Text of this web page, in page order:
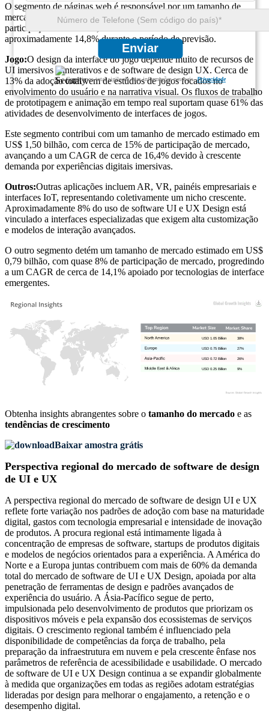
Enviar
Garantimos total sigilo de suas informações pessoais.Privacidade
O segmento de páginas web é responsável por um tamanho de
mercado estimado de US$ 3,19 bilhões, com quase 32% de
participação de mercado, crescendo a um CAGR de
aproximadamente 14,8% durante o período de previsão.
Jogo:O design da interface do jogo depende muito de recursos de
UI imersivos e interativos e de software de design UX. Cerca de
13% da adoção total vem de estúdios de jogos focados no
envolvimento do usuário e na narrativa visual. Os fluxos de trabalho
de prototipagem e animação em tempo real suportam quase 61% das
atividades de desenvolvimento de interfaces de jogos.
Este segmento contribui com um tamanho de mercado estimado em
US$ 1,50 bilhão, com cerca de 15% de participação de mercado,
avançando a um CAGR de cerca de 16,4% devido à crescente
demanda por experiências digitais imersivas.
Outros:Outras aplicações incluem AR, VR, painéis empresariais e
interfaces IoT, representando coletivamente um nicho crescente.
Aproximadamente 8% do uso de software UI e UX Design está
vinculado a interfaces especializadas que exigem alta customização
e modelos de interação avançados.
O outro segmento detém um tamanho de mercado estimado em US$
0,79 bilhão, com quase 8% de participação de mercado, progredindo
a um CAGR de cerca de 14,1% apoiado por tecnologias de interface
emergentes.
9%
USD 0.25 Billion
26%
USD 0.72 Billion
27%
USD 0.75 Billion
38%
USD 1.05 Billion
Obtenha insights abrangentes sobre o tamanho do mercado e as
tendências de crescimento
Baixar amostra grátis
Perspectiva regional do mercado de software de design
de UI e UX
A perspectiva regional do mercado de software de design UI e UX
reflete forte variação nos padrões de adoção com base na maturidade
digital, gastos com tecnologia empresarial e intensidade de inovação
de produtos. A procura regional está intimamente ligada à
concentração de empresas de software, startups de produtos digitais
e modelos de negócios orientados para a experiência. A América do
Norte e a Europa juntas contribuem com mais de 60% da demanda
total do mercado de software de UI e UX Design, apoiada por alta
penetração de ferramentas de design e padrões avançados de
experiência do usuário. A Ásia-Pacífico segue de perto,
impulsionada pelo desenvolvimento de produtos que priorizam os
dispositivos móveis e pela expansão dos ecossistemas de serviços
digitais. O crescimento regional também é influenciado pela
disponibilidade de competências da força de trabalho, pela
preparação da infraestrutura em nuvem e pela crescente ênfase nos
parâmetros de referência de acessibilidade e usabilidade. O mercado
de software de UI e UX Design continua a se expandir globalmente
à medida que organizações em todas as regiões adotam estratégias
lideradas por design para melhorar o engajamento, a retenção e o
desempenho digital.